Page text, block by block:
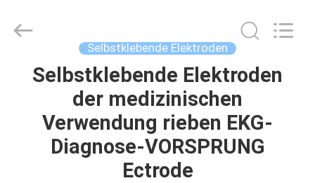
HAUS
PRODUKTE
Electronics
Co.,Ltd..
Selbstklebende Elektroden
Selbstklebende Elektroden
der medizinischen
Verwendung rieben EKG-
Diagnose-VORSPRUNG
Ectrode